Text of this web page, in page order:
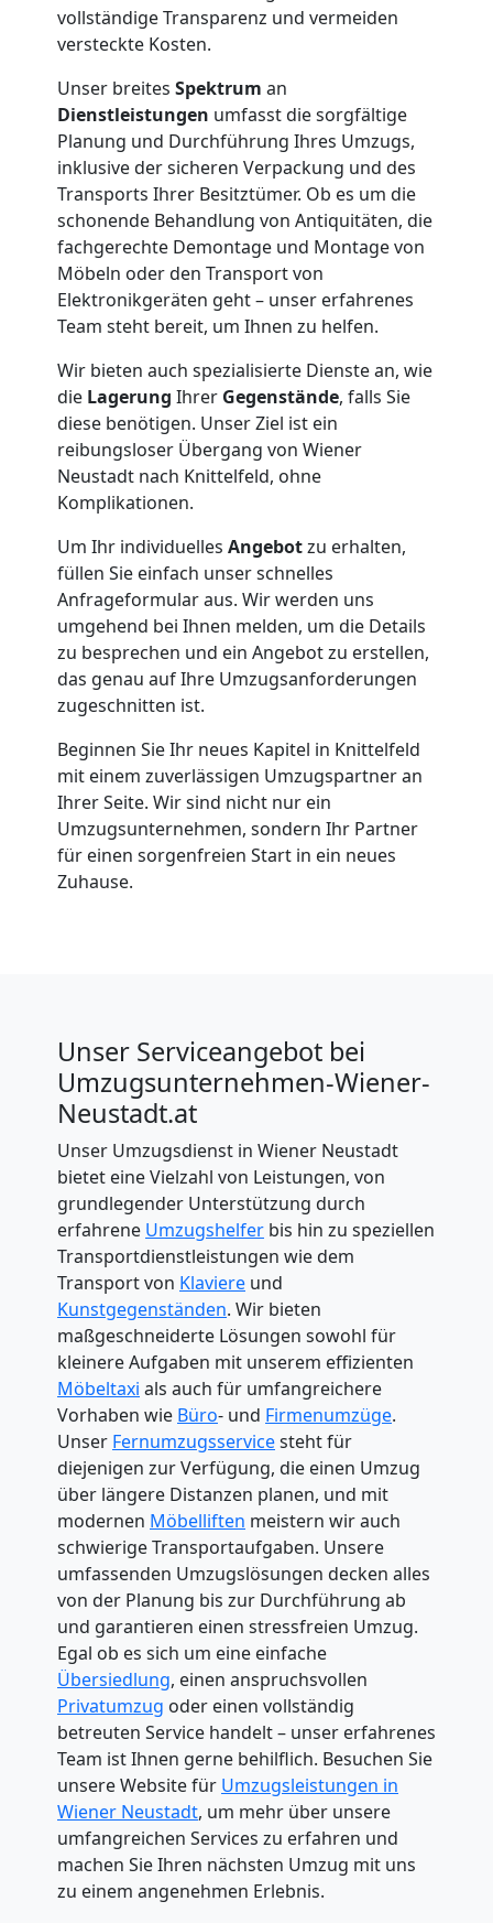
vollständige Transparenz und vermeiden
versteckte Kosten.
Unser breites Spektrum an
Dienstleistungen umfasst die sorgfältige
Planung und Durchführung Ihres Umzugs,
inklusive der sicheren Verpackung und des
Transports Ihrer Besitztümer. Ob es um die
schonende Behandlung von Antiquitäten, die
fachgerechte Demontage und Montage von
Möbeln oder den Transport von
Elektronikgeräten geht – unser erfahrenes
Team steht bereit, um Ihnen zu helfen.
Wir bieten auch spezialisierte Dienste an, wie
die Lagerung Ihrer Gegenstände, falls Sie
diese benötigen. Unser Ziel ist ein
reibungsloser Übergang von Wiener
Neustadt nach Knittelfeld, ohne
Komplikationen.
Um Ihr individuelles Angebotzu erhalten,
füllen Sie einfach unser schnelles
Anfrageformular aus. Wir werden uns
umgehend bei Ihnen melden, um die Details
zu besprechen und ein Angebot zu erstellen,
das genau auf Ihre Umzugsanforderungen
zugeschnitten ist.
Beginnen Sie Ihr neues Kapitel in Knittelfeld
mit einem zuverlässigen Umzugspartner an
Ihrer Seite. Wir sind nicht nur ein
Umzugsunternehmen, sondern Ihr Partner
für einen sorgenfreien Start in ein neues
Zuhause.
Unser Serviceangebot bei
Umzugsunternehmen-Wiener-
Neustadt.at
Unser Umzugsdienst in Wiener Neustadt
bietet eine Vielzahl von Leistungen, von
grundlegender Unterstützung durch
erfahrene Umzugshelfer bis hin zu speziellen
Transportdienstleistungen wie dem
Transport von Klaviere und
Kunstgegenständen. Wir bieten
maßgeschneiderte Lösungen sowohl für
kleinere Aufgaben mit unserem effizienten
Möbeltaxi als auch für umfangreichere
Vorhaben wie Büro- und Firmenumzüge.
Unser Fernumzugsservicesteht für
diejenigen zur Verfügung, die einen Umzug
über längere Distanzen planen, und mit
modernen Möbelliften meistern wir auch
schwierige Transportaufgaben. Unsere
umfassenden Umzugslösungen decken alles
von der Planung bis zur Durchführung ab
und garantieren einen stressfreien Umzug.
Egal ob es sich um eine einfache
Übersiedlung, einen anspruchsvollen
Privatumzug oder einen vollständig
betreuten Service handelt – unser erfahrenes
Team ist Ihnen gerne behilflich. Besuchen Sie
unsere Website für Umzugsleistungen in
Wiener Neustadt, um mehr über unsere
umfangreichen Services zu erfahren und
machen Sie Ihren nächsten Umzug mit uns
zu einem angenehmen Erlebnis.
International
Beiladung
National
Beiladung
International
Internationaler
Umzug
Nationaler
Umzug